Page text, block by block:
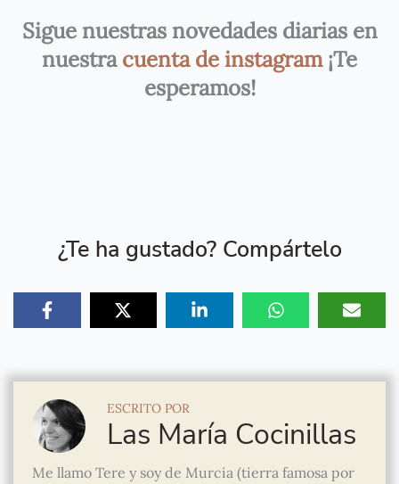
Sigue nuestras novedades diarias en
nuestracuenta de instagram¡Te
esperamos!
¿Te ha gustado? Compártelo
ESCRITO POR
Las María Cocinillas
Me llamo Tere y soy de Murcia (tierra famosa por